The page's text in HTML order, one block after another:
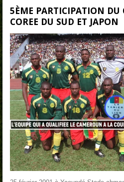
5ÈME PARTICIPATION DU
COREE DU SUD ET JAPON